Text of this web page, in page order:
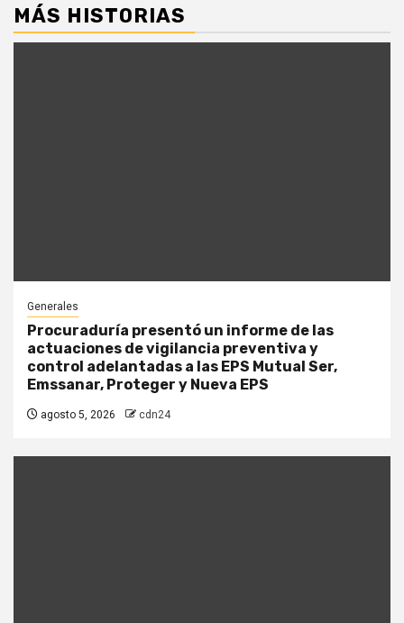
MÁS HISTORIAS
Generales
Procuraduría presentó un informe de las
actuaciones de vigilancia preventiva y
control adelantadas a las EPS Mutual Ser,
Emssanar, Proteger y Nueva EPS
agosto 5, 2026 cdn24